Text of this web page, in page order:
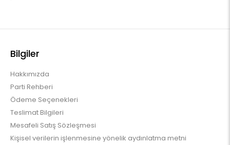
Bilgiler
Hakkımızda
Parti Rehberi
Ödeme Seçenekleri
Teslimat Bilgileri
Mesafeli Satış Sözleşmesi
Kişisel verilerin işlenmesine yönelik aydınlatma metni